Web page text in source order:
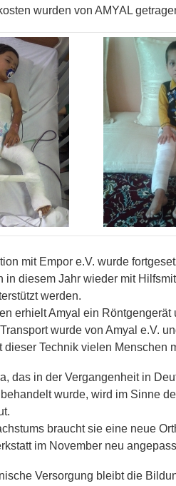
wurden von AMYAL
mit Empor e.V. wurde
in diesem Jahr wieder mit
werden.
erhielt Amyal ein
wurde von Amyal e.V.
dieser Technik vielen Menschen
das in der Vergangenheit in
wurde, wird im Sinne
braucht sie eine neue
im November neu
Versorgung bleibt die